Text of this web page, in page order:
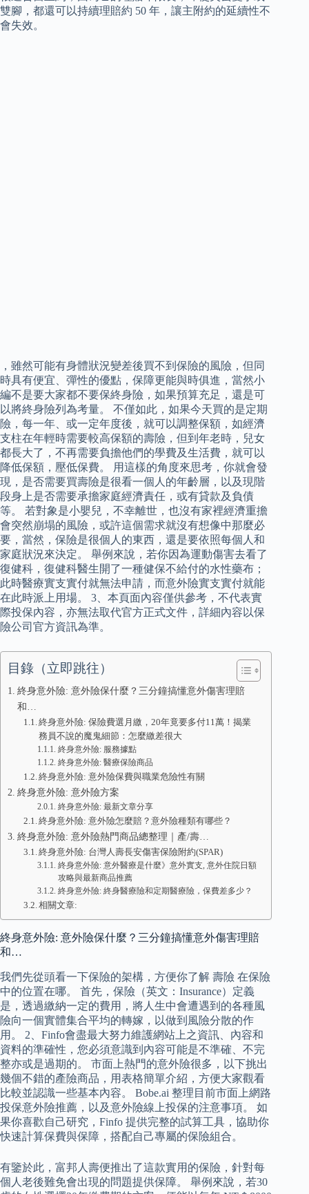
雙腳，都還可以持續理賠約 50 年，讓主附約的延續性不
會失效。
，雖然可能有身體狀況變差後買不到保險的風險，但同
時具有便宜、彈性的優點，保障更能與時俱進，當然小
編不是要大家都不要保終身險，如果預算充足，還是可
以將終身險列為考量。 不僅如此，如果今天買的是定期
險，每一年、或一定年度後，就可以調整保額，如經濟
支柱在年輕時需要較高保額的壽險，但到年老時，兒女
都長大了，不再需要負擔他們的學費及生活費，就可以
降低保額，壓低保費。 用這樣的角度來思考，你就會發
現，是否需要買壽險是很看一個人的年齡層，以及現階
段身上是否需要承擔家庭經濟責任，或有貸款及負債
等。 若對象是小嬰兒，不幸離世，也沒有家裡經濟重擔
會突然崩塌的風險，或許這個需求就沒有想像中那麼必
要，當然，保險是很個人的東西，還是要依照每個人和
家庭狀況來決定。 舉例來說，若你因為運動傷害去看了
復健科，復健科醫生開了一種健保不給付的水性藥布；
此時醫療實支實付就無法申請，而意外險實支實付就能
在此時派上用場。 3、本頁面內容僅供參考，不代表實
際投保內容，亦無法取代官方正式文件，詳細內容以保
險公司官方資訊為準。
目錄（立即跳往）
終身意外險: 意外險保什麼？三分鐘搞懂意外傷害理賠
和…
終身意外險: 保險費選月繳，20年竟要多付11萬！揭業
務員不說的魔鬼細節：怎麼繳差很大
終身意外險: 服務據點
終身意外險: 醫療保險商品
終身意外險: 意外險保費與職業危險性有關
終身意外險: 意外險方案
終身意外險: 最新文章分享
終身意外險: 意外險怎麼賠？意外險種類有哪些？
終身意外險: 意外險熱門商品總整理｜產/壽…
終身意外險: 台灣人壽長安傷害保險附約(SPAR)
終身意外險: 意外醫療是什麼》意外實支, 意外住院日額
攻略與最新商品推薦
終身意外險: 終身醫療險和定期醫療險，保費差多少？
相關文章:
終身意外險: 意外險保什麼？三分鐘搞懂意外傷害理賠
和…
我們先從頭看一下保險的架構，方便你了解 壽險 在保險
中的位置在哪。 首先，保險（英文：Insurance）定義
是，透過繳納一定的費用，將人生中會遭遇到的各種風
險向一個實體集合平均的轉嫁，以做到風險分散的作
用。 2、Finfo會盡最大努力維護網站上之資訊、內容和
資料的準確性，您必須意識到內容可能是不準確、不完
整亦或是過期的。 市面上熱門的意外險很多，以下挑出
幾個不錯的產險商品，用表格簡單介紹，方便大家觀看
比較並認識一些基本內容。 Bobe.ai 整理目前市面上網路
投保意外險推薦，以及意外險線上投保的注意事項。 如
果你喜歡自己研究，Finfo 提供完整的試算工具，協助你
快速計算保費與保障，搭配自己專屬的保險組合。
有鑒於此，富邦人壽便推出了這款實用的保險，針對每
個人老後難免會出現的問題提供保障。 舉例來說，若30